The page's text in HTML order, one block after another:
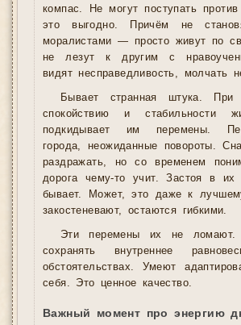
компас. Не могут поступать
это выгодно. Причём не
моралистами — просто живут по
не лезут к другим с
видят несправедливость, молчать
Бывает странная штука.
спокойствию и стабильности
подкидывает им перемены.
города, неожиданные повороты.
раздражать, но со временем
дорога чему-то учит. Застоя в
бывает. Может, это даже к
закостеневают, остаются гибкими.
Эти перемены их не ломают.
сохранять внутреннее
обстоятельствах. Умеют
себя. Это ценное качество.
Важный момент про энергию